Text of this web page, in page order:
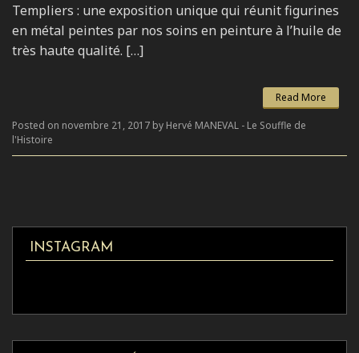
Templiers : une exposition unique qui réunit figurines
en métal peintes par nos soins en peinture à l’huile de
très haute qualité. […]
Read More
Posted on novembre 21, 2017 by Hervé MANEVAL - Le Souffle de
l'Histoire
INSTAGRAM